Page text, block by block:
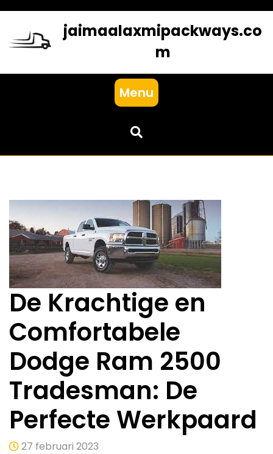
content
jaimaalaxmipackways.co
m
Menu
De Krachtige en
Comfortabele
Dodge Ram 2500
Tradesman: De
Perfecte Werkpaard
27 februari 2023